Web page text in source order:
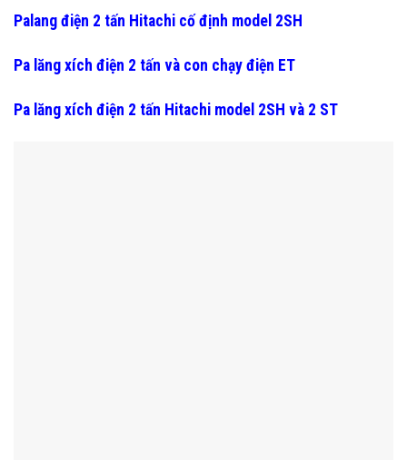
Palang điện 2 tấn Hitachi cố định model 2SH
Pa lăng xích điện 2 tấn và con chạy điện ET
Pa lăng xích điện 2 tấn Hitachi model 2SH và 2 ST